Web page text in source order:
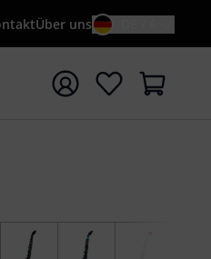
Über uns
starten